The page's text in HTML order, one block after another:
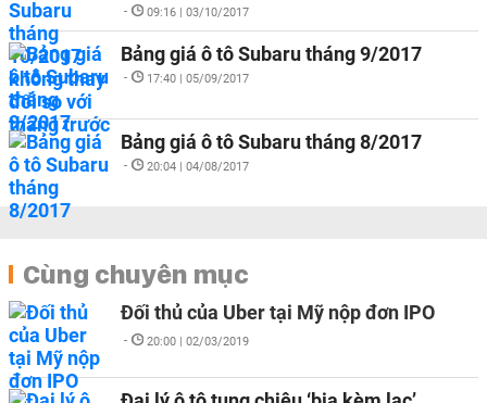
- 09:16 | 03/10/2017
Bảng giá ô tô Subaru tháng 9/2017
- 17:40 | 05/09/2017
Bảng giá ô tô Subaru tháng 8/2017
- 20:04 | 04/08/2017
Cùng chuyên mục
Đối thủ của Uber tại Mỹ nộp đơn IPO
- 20:00 | 02/03/2019